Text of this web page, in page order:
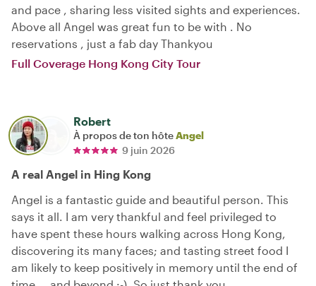
and pace , sharing less visited sights and experiences.
Above all Angel was great fun to be with . No
reservations , just a fab day Thankyou
Full Coverage Hong Kong City Tour
Robert
À propos de ton hôteAngel
9 juin 2026
A real Angel in Hing Kong
Angel is a fantastic guide and beautiful person. This
says it all. I am very thankful and feel privileged to
have spent these hours walking across Hong Kong,
discovering its many faces; and tasting street food I
am likely to keep positively in memory until the end of